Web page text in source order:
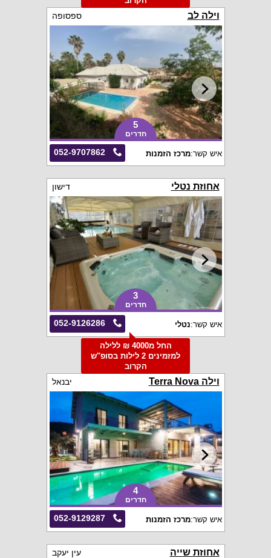
וילה לב ספסופה
5
חדרים
052-9707862 איש קשר:מרכז הזמנות
אחוזת נטלי דישון
3
חדרים
052-9126286 איש קשר:נטלי
החל מ4000 ₪ ללילה
למזמינים 2 לילות בסופ"ש
הקרוב
וילה Terra Nova יבנאל
4
חדרים
052-9129287 איש קשר:מרכז הזמנות
אחוזת שייה עין יעקב